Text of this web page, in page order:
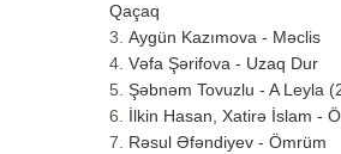
Qaçaq
Aygün Kazımova - Məclis
Vəfa Şərifova - Uzaq Dur
Şəbnəm Tovuzlu - A Leyla
İlkin Hasan, Xatirə İslam -
Rəsul Əfəndiyev - Ömrüm